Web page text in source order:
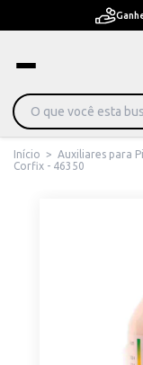
Pague
Início > Auxiliares para
Corfix - 46350